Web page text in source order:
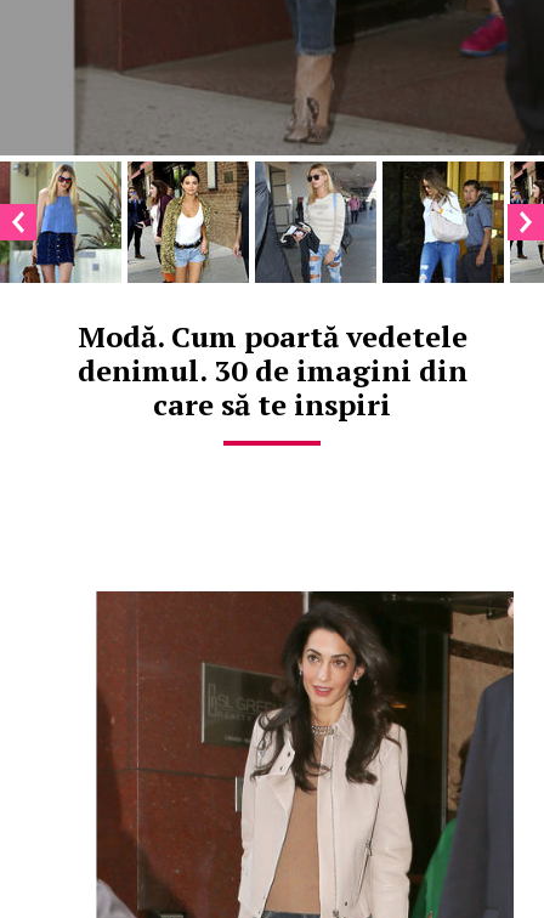
Modă. Cum poartă vedetele
denimul. 30 de imagini din
care să te inspiri